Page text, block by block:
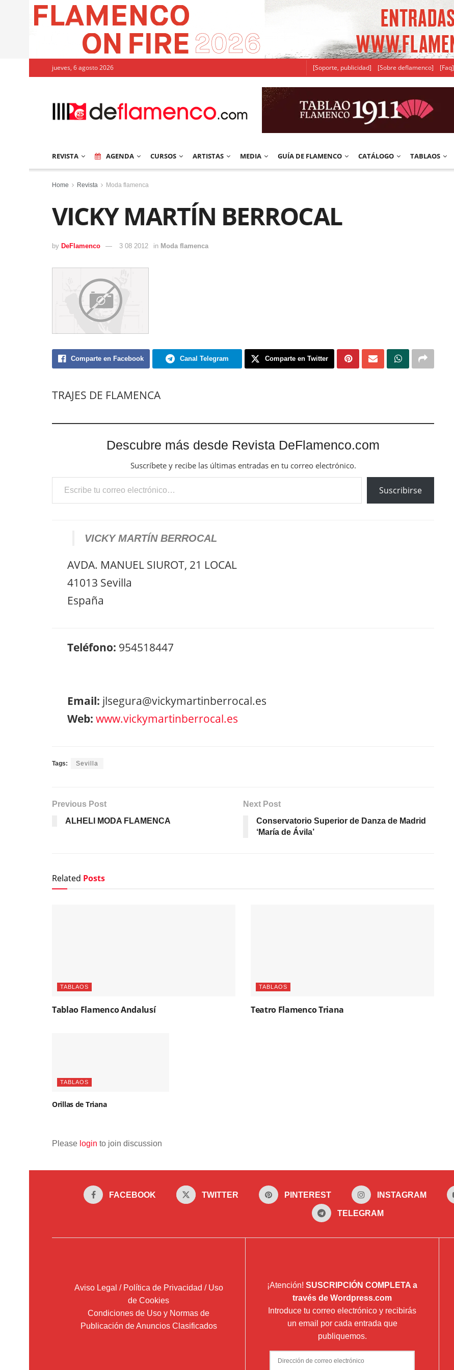
jueves, 6 agosto 2026 [Soporte, publicidad] [Sobre deflamenco] [Faq]
REVISTA AGENDA CURSOS ARTISTAS MEDIA GUÍA DE FLAMENCO CATÁLOGO TABLAOS
Home Revista Moda flamenca
VICKY MARTÍN BERROCAL
by DeFlamenco 3 08 2012 in Moda flamenca
Comparte en Facebook Canal Telegram Comparte en Twitter
TRAJES DE FLAMENCA
Descubre más desde Revista DeFlamenco.com
Suscríbete y recibe las últimas entradas en tu correo electrónico.
Escribe tu correo electrónico…
Suscribirse
VICKY MARTÍN BERROCAL
AVDA. MANUEL SIUROT, 21 LOCAL
41013 Sevilla
España
Teléfono: 954518447
Email: jlsegura@vickymartinberrocal.es
Web: www.vickymartinberrocal.es
Tags: Sevilla
Previous Post
ALHELI MODA FLAMENCA
Next Post
Conservatorio Superior de Danza de Madrid
‘María de Ávila’
Related Posts
TABLAOS
Tablao Flamenco Andalusí
TABLAOS
Teatro Flamenco Triana
TABLAOS
Orillas de Triana
Please login to join discussion
FACEBOOK TWITTER PINTEREST INSTAGRAM
TELEGRAM
Aviso Legal / Política de Privacidad / Uso
de Cookies
Condiciones de Uso y Normas de
Publicación de Anuncios Clasificados
¡Atención! SUSCRIPCIÓN COMPLETA a
través de Wordpress.com
Introduce tu correo electrónico y recibirás
un email por cada entrada que
publiquemos.
Dirección